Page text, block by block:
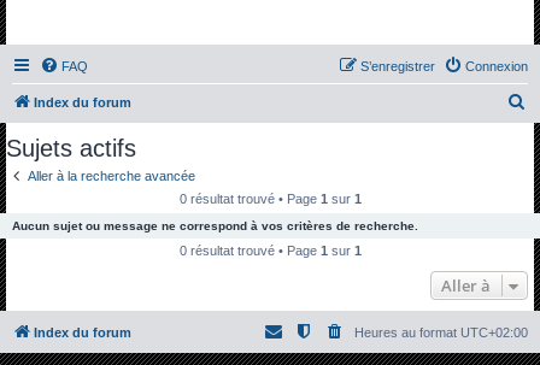
FAQ Connexion
S’enregistrer
Index du forum
c
e
r
Sujets actifs
Aller à la recherche avancée
0 résultat trouvé • Page 1 sur 1
Aucun sujet ou message ne correspond à vos critères de recherche.
0 résultat trouvé • Page 1 sur 1
Aller à
Index du forum Heures au format UTC+02:00